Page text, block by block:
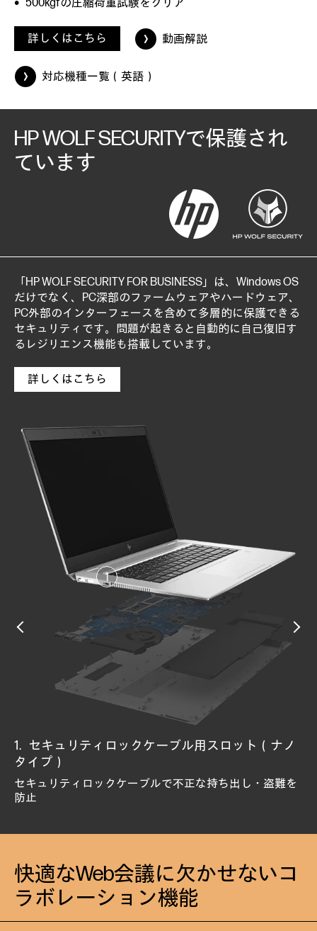
500kgfの圧縮荷重試験をクリア
詳しくはこちら 動画解説
対応機種一覧（英語）
HP WOLF SECURITYで保護され
ています
「HP WOLF SECURITY FOR BUSINESS」は、Windows OS
だけでなく、PC深部のファームウェアやハードウェア、
PC外部のインターフェースを含めて多層的に保護できる
セキュリティです。問題が起きると自動的に自己復旧す
るレジリエンス機能も搭載しています。
詳しくはこちら
セキュリティロックケーブル用スロット（ナノ
タイプ）
セキュリティロックケーブルで不正な持ち出し・盗難を
防止
HP Tamper Lock
ハードウェアの変更および埋め込みなど攻撃を防御
HP Sure View Reflect
ビジュアルハッキング（のぞき見によるデータ盗難）を
防止
プライバシーシャッター
スライド式のカバーをWebカメラにかけ、プライバシー
を保護
顔認証カメラ
Windows Hello対応で立体検知するIRカメラ
指紋認証センサー
Windows Hello対応で瞬時にサインインできるセンサー
HP Sure Recover Gen5
ネットワーク経由で自動的にソフトウェアイメージを復
旧
HP Sure Run Gen5
ウイルス対策などの主要なプロセスやアプリケーション
を監視
HP Sure Admin
侵入される前にBIOSをロック
HP Sure Start Gen7
BIOS攻撃からの自己復旧およびランタイム侵入を検知
※NIST SP800-193準拠
HP BIOSphere Gen6
GPTの不正な変更や破損からの復旧とHDD/SSDのデータ
完全消去
※NIST SP 800-147（ISO 19678）準拠
HP Secure Erase
HDDからデータを完全消去、復元ソフトから不正復元を
防止
※NIST SP 800-88準拠
TPM 2.0セキュリティチップ
暗号キーの生成、安全な保管および管理するためのマイ
クロチップ
※ISO 11889 準拠
HP Endpoint Security Controller
BIOSレベルの攻撃から守りレジリエンスを実現するチッ
プ
快適なWeb会議に欠かせないコ
ラボレーション機能